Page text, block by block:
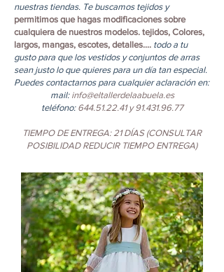
nuestras tiendas. Te buscamos tejidos y
permitimos que hagas modificaciones sobre
cualquiera de nuestros modelos. tejidos, Colores,
largos, mangas, escotes, detalles.... todo a tu
gusto para que los vestidos y conjuntos de arras
sean justo lo que quieres para un día tan especial.
Puedes contactarnos para cualquier aclaración en:
mail: info@eltallerdelaabuela.es
teléfono: 644.51.22.41y91.431.96.77
TIEMPO DE ENTREGA: 21 DÍAS (CONSULTAR
POSIBILIDAD REDUCIR TIEMPO ENTREGA)